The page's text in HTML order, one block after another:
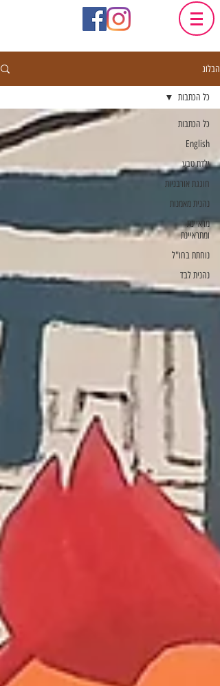
הבלוג
כל הכתבות
English
ילדת טבע
חוגגת אורבניות
נהנית מאמנות
מראיינת
ומתראיינת
נוחתת בחו"ל
נהנית לבד
כל הכתבות